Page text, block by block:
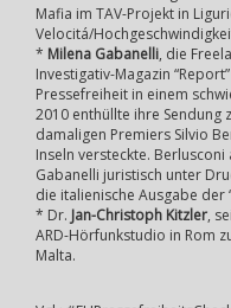
Mafia im TAV-Projekt in
Velocitá/
* Milena Gabanelli, die
Investigativ-Magazin
Pressefreiheit in einem
2010 enthüllte ihre Sendung
damaligen Premiers Silvio
Inseln versteckte.
Gabanelli juristisch unter
die italienische Ausgabe der
* Dr. Jan-Christoph Kitzler,
ARD-Hörfunkstudio in Rom
Malta.